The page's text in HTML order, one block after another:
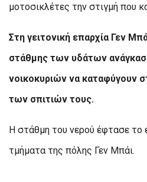
μοτοσικλέτες την στιγμή που
Στη γειτονική επαρχία Γεν
στάθμης των υδάτων
νοικοκυριών να καταφύγουν
των σπιτιών τους.
Η στάθμη του νερού έφτασε το
τμήματα της πόλης Γεν Μπάι.